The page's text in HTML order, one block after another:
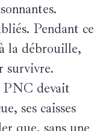
Pendant ce
la débrouille,
survivre.
PNC devait
ses caisses